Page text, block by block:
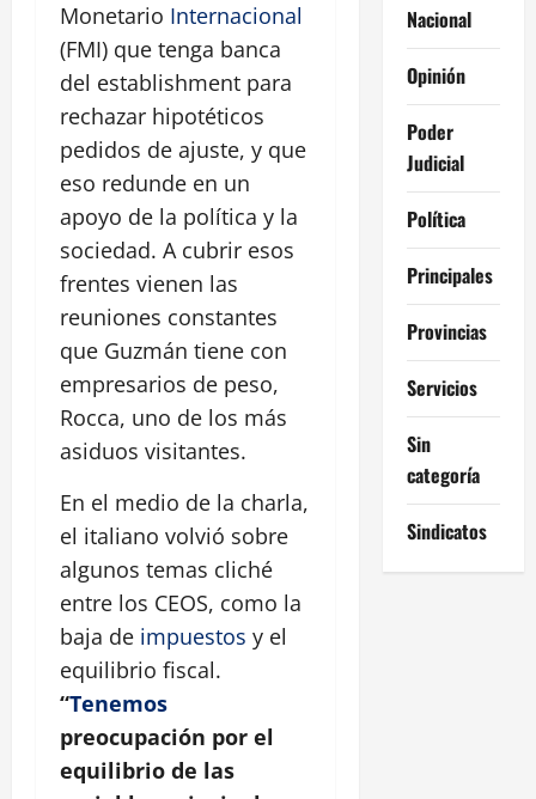
Monetario Internacional
(FMI) que tenga banca
del establishment para
rechazar hipotéticos
pedidos de ajuste, y que
eso redunde en un
apoyo de la política y la
sociedad. A cubrir esos
frentes vienen las
reuniones constantes
que Guzmán tiene con
empresarios de peso,
Rocca, uno de los más
asiduos visitantes.
En el medio de la charla,
el italiano volvió sobre
algunos temas cliché
entre los CEOS, como la
baja de impuestos y el
equilibrio fiscal.
“Tenemos
preocupación por el
equilibrio de las
Nacional
Opinión
Poder
Judicial
Política
Principales
Provincias
Servicios
Sin
categoría
Sindicatos